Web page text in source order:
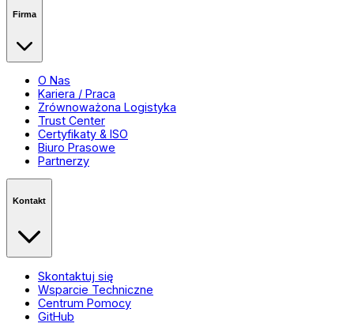
Firma
O Nas
Kariera / Praca
Zrównoważona Logistyka
Trust Center
Certyfikaty & ISO
Biuro Prasowe
Partnerzy
Kontakt
Skontaktuj się
Wsparcie Techniczne
Centrum Pomocy
GitHub